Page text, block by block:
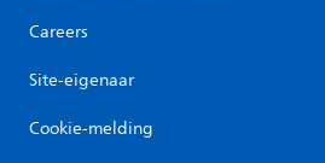
Careers
Site-eigenaar
Cookie-melding